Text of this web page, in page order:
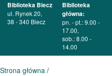
Biblioteka Biecz
ul. Rynek 20,
38 - 340 Biecz
Biblioteka
główna:
pn. - pt.: 9.00 -
17.00,
sob.: 8.00 -
14.00
Strona główna /